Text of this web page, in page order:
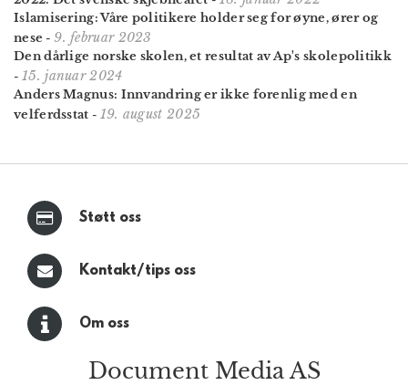
Islamisering: Våre politikere holder seg for øyne, ører og
nese -9. februar 2023
Den dårlige norske skolen, et resultat av Ap's skolepolitikk
- 15. januar 2024
Anders Magnus: Innvandring er ikke forenlig med en
velferdsstat - 19. august 2025
Støtt oss
Kontakt/tips oss
Om oss
Document Media AS